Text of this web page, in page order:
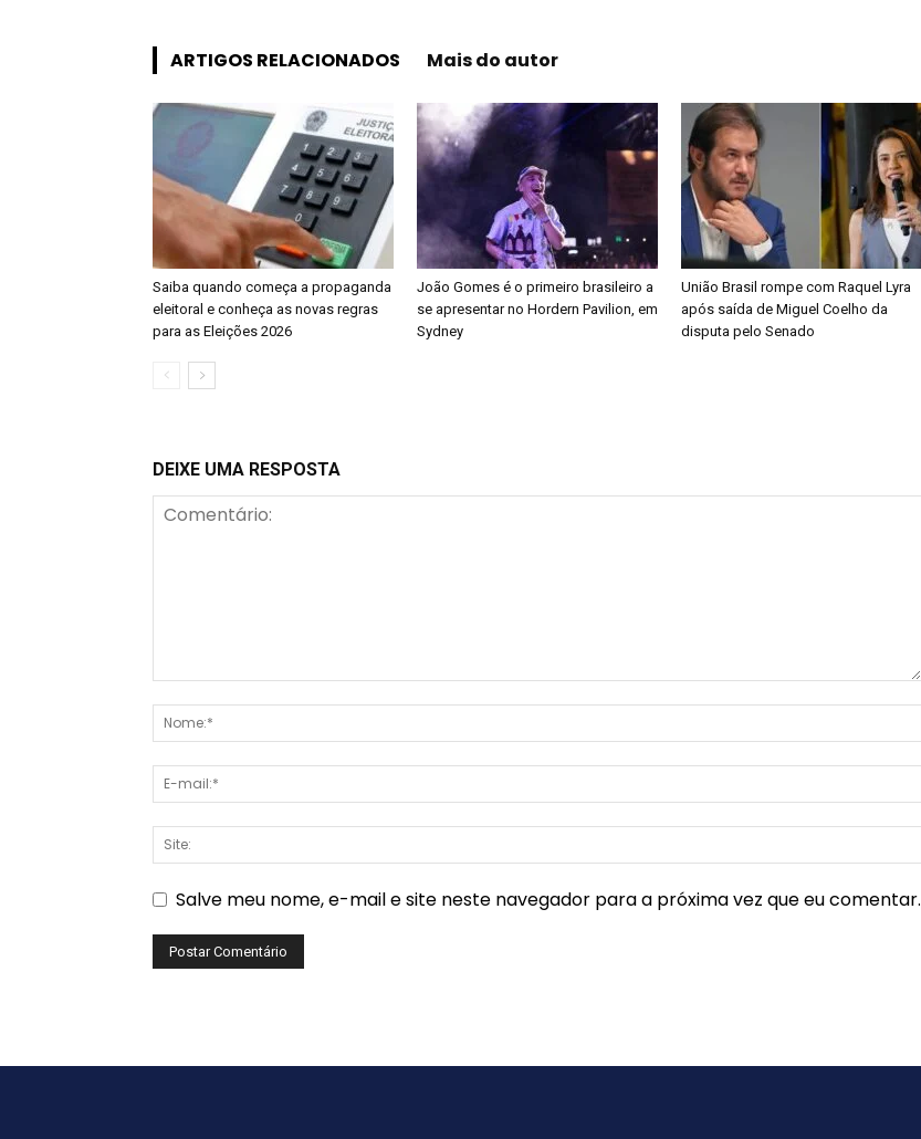
ARTIGOS RELACIONADOS Mais do autor
Saiba quando começa a propaganda
eleitoral e conheça as novas regras
para as Eleições 2026
João Gomes é o primeiro brasileiro a
se apresentar no Hordern Pavilion, em
Sydney
União Brasil rompe com Raquel Lyra
após saída de Miguel Coelho da
disputa pelo Senado
DEIXE UMA RESPOSTA
Salve meu nome, e-mail e site neste navegador para a próxima vez que eu comentar.